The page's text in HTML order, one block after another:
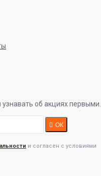
об акциях первыми.
ОК
и согласен с условиями